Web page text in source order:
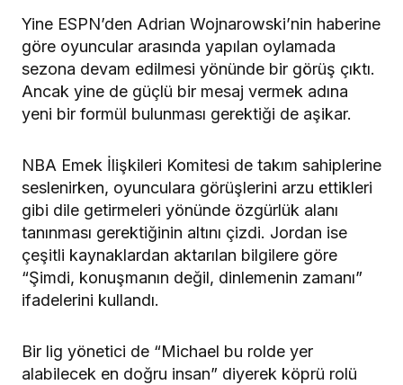
Yine ESPN’den Adrian Wojnarowski’nin haberine
göre oyuncular arasında yapılan oylamada
sezona devam edilmesi yönünde bir görüş çıktı.
Ancak yine de güçlü bir mesaj vermek adına
yeni bir formül bulunması gerektiği de aşikar.
NBA Emek İlişkileri Komitesi de takım sahiplerine
seslenirken, oyunculara görüşlerini arzu ettikleri
gibi dile getirmeleri yönünde özgürlük alanı
tanınması gerektiğinin altını çizdi. Jordan ise
çeşitli kaynaklardan aktarılan bilgilere göre
“Şimdi, konuşmanın değil, dinlemenin zamanı”
ifadelerini kullandı.
Bir lig yönetici de “Michael bu rolde yer
alabilecek en doğru insan” diyerek köprü rolü